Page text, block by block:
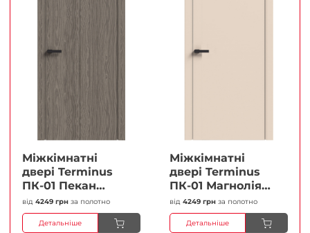
Міжкімнатні
двері Terminus
ПК-01 Пекан
Глухі Плівка
від 4249 грн за полотно
Детальніше
Міжкімнатні
двері Terminus
ПК-01 Магнолія
Глухі Плівка
від 4249 грн за полотно
Детальніше